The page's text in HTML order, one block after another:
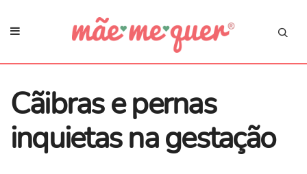
Cãibras e pernas
inquietas na gestação